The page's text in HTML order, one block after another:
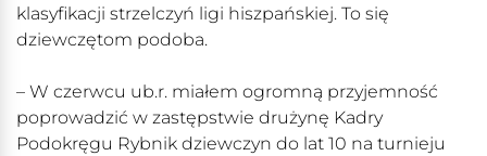
klasyfikacji strzelczyń ligi hiszpańskiej. To się
dziewczętom podoba.
– W czerwcu ub.r. miałem ogromną przyjemność
poprowadzić w zastępstwie drużynę Kadry
Podokręgu Rybnik dziewczyn do lat 10 na turnieju